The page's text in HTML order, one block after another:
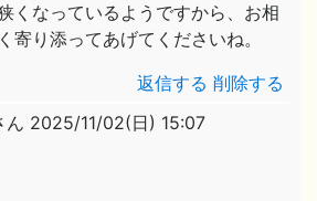
くなっているようですから、お相
寄り添ってあげてくださいね。
返信する 削除する
ん 2025/11/02(日) 15:07